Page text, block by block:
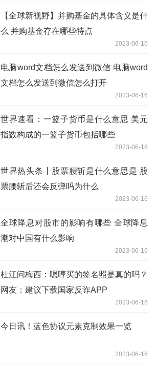
【全球新视野】并购基金的具体含义是什
么 并购基金存在哪些特点
2023-06-16
电脑word文档怎么发送到微信 电脑word
文档怎么发送到微信怎么打开
2023-06-16
世界速看：一篮子货币是什么意思 美元
指数构成的一篮子货币包括哪些
2023-06-16
世界热头条丨股票腰斩是什么意思是 股
票腰斩后还会反弹吗为什么
2023-06-16
全球降息对股市的影响有哪些 全球降息
潮对中国有什么影响
2023-06-16
杜江问梅西：嗯哼买的签名照是真的吗？
网友：建议下载国家反诈APP
2023-06-16
今日讯！蓝色协议元素克制效果一览
2023-06-16